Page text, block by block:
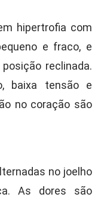
hipertrofia com
e fraco, e
reclinada.
baixa tensão e
no coração são
no joelho
As dores são